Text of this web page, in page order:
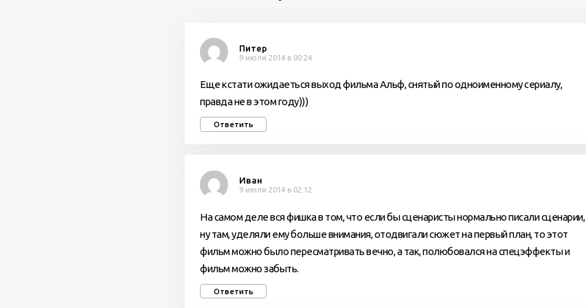
Питер
9 июля 2014 в 00:24
Еще кстати ожидаеться выход фильма Альф, снятый по одноименному сериалу,
правда не в этом году)))
Ответить
Иван
9 июля 2014 в 02:12
На самом деле вся фишка в том, что если бы сценаристы нормально писали сценарии,
ну там, уделяли ему больше внимания, отодвигали сюжет на первый план, то этот
фильм можно было пересматривать вечно, а так, полюбовался на спецэффекты и
фильм можно забыть.
Ответить